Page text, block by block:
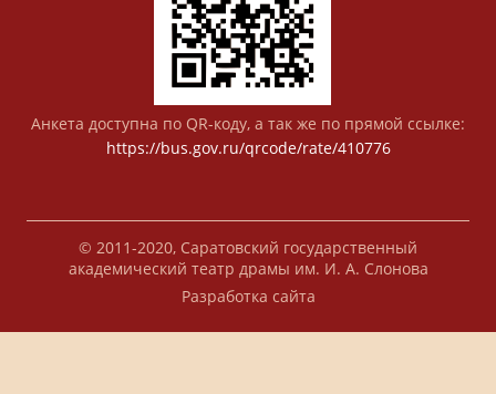
Анкета доступна по QR-коду, а так же по прямой ссылке:
https://bus.gov.ru/qrcode/rate/410776
© 2011-2020, Саратовский государственный
академический театр драмы им. И. А. Слонова
Разработка сайта